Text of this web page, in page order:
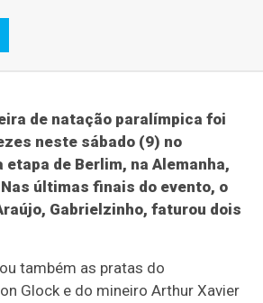
de natação paralímpica foi
neste sábado (9) no
de Berlim, na Alemanha,
últimas finais do evento, o
Gabrielzinho, faturou dois
também as pratas do
Glock e do mineiro Arthur Xavier